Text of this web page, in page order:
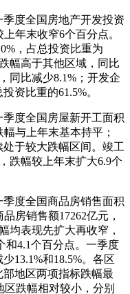
度全国房地产开发投资
年末收窄6个百分点。
，占总投资比重为
幅高于其他区域，同比
同比减少8.1%；开发企
资比重的61.5%。
度全国房屋新开工面积
与上年末基本持平；
于较大跌幅区间。竣工
跌幅较上年末扩大6.9个
度全国商品房销售面积
房销售额17262亿元，
均表现先扩大再收窄，
和4.1个百分点。一季度
13.1%和18.5%。各区
地区两项指标跌幅最
区跌幅相对较小，分别